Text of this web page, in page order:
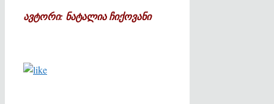
ავტორი: ნატალია ჩიქოვანი